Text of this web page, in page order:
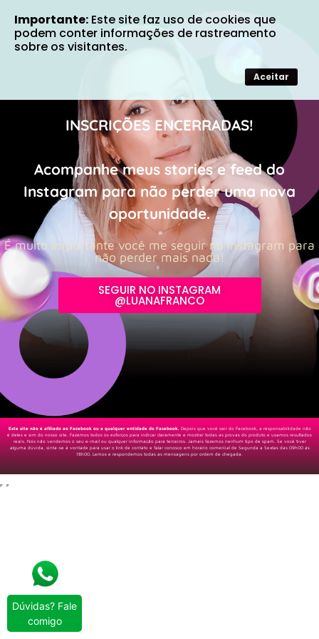
INSCRIÇÕES ENCERRADAS!
Acompanhe meus stories e feed do
Instagram para não perder uma nova
oportunidade.
É muito importante você me seguir no Instagram para
não perder mais nada!
SEGUIR NO INSTAGRAM
@LUANAFRANCO
Este site não é afiliado ao Facebook ou a qualquer entidade do Facebook.
Depois que você sair do Facebook, a responsabilidade não
é deles e sim do nosso site. Fazemos todos os esforços para indicar claramente e mostrar todas as provas do produto e usamos resultados
reais. Nós não vendemos o seu e-mail ou qualquer informação para terceiros. Jamais fazemos nenhum tipo de spam. Se você tiver
alguma dúvida, sinta-se à vontade para usar o link de contato e falar conosco em horário comercial de Segunda a Sextas das 09h00 ás
18h00. Lemos e respondemos todas as mensagens por ordem de chegada.
Importante: Este site faz uso de cookies que
podem conter informações de rastreamento
sobre os visitantes.
Aceitar
Dúvidas? Fale
comigo